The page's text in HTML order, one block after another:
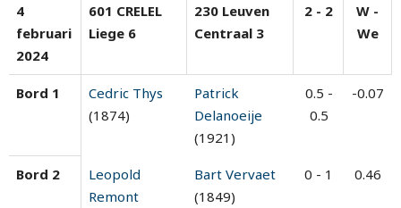
4
februari
2024
601 CRELEL
Liege 6
230 Leuven
Centraal 3
2 - 2
W -
We
Bord 1
Cedric Thys
(1874)
Patrick
Delanoeije
(1921)
0.5 -
0.5
-0.07
Bord 2
Leopold
Remont
Bart Vervaet
(1849)
0 - 1 0.46